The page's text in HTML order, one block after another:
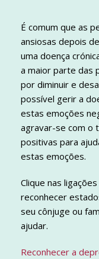
É comum que as
ansiosas depois
uma doença
a maior parte das
por diminuir e
possível gerir a
estas emoções
agravar-se com o
positivas para
estas emoções.
Clique nas
reconhecer
seu cônjuge ou
ajudar.
Reconhecer a